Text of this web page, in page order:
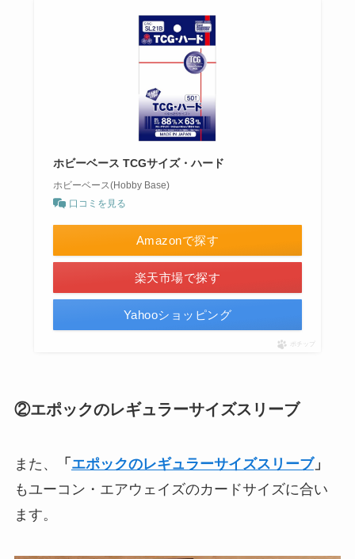
ホビーベース TCGサイズ・ハード
ホビーベース(Hobby Base)
口コミを見る
Amazonで探す
楽天市場で探す
Yahooショッピング
ポチップ
②エポックのレギュラーサイズスリーブ
また、 「 エポックのレギュラーサイズスリーブ」
もユーコン・エアウェイズのカードサイズに合い
ます。